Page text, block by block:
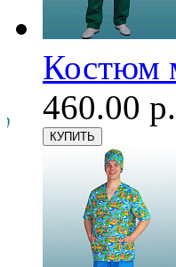
Костюм
460.00 р.